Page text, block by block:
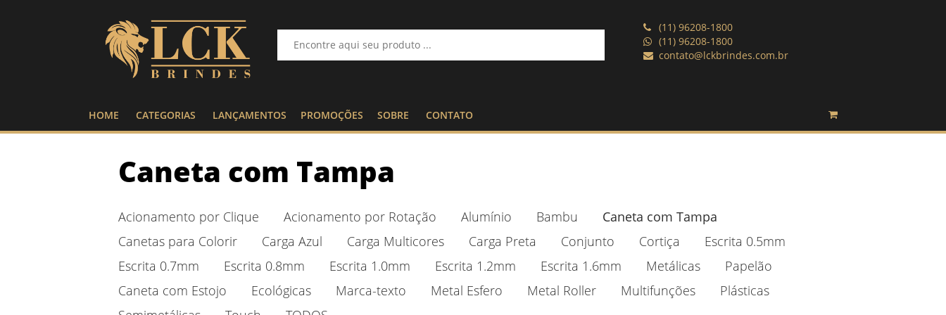
(11) 96208-1800
(11) 96208-1800
contato@lckbrindes.com.br
HOME CATEGORIAS LANÇAMENTOS PROMOÇÕES SOBRE CONTATO
Caneta com Tampa
Acionamento por Clique Acionamento por Rotação Alumínio Bambu
Caneta com Tampa
Canetas para Colorir
Carga Azul Carga Multicores Carga Preta Conjunto Cortiça
Escrita 0.5mm
Escrita 0.7mm
Escrita 0.8mm Escrita 1.0mm Escrita 1.2mm Escrita 1.6mm Metálicas
Papelão
Caneta com Estojo
Ecológicas Marca-texto Metal Esfero Metal Roller Multifunções
Plásticas